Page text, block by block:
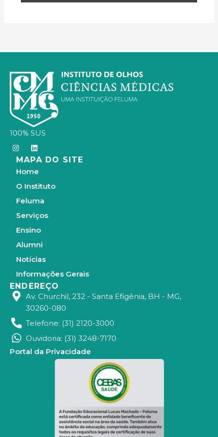
100% SUS
I
n
s
t
a
g
r
a
m
L
i
n
e
d
i
MAPA DO SITE
Home
O Instituto
Feluma
Serviços
Ensino
Alumni
Notícias
Informações Gerais
ENDEREÇO
Av. Churchil, 232 - Santa Efigênia, BH - MG,
30260-080
Telefone: (31) 2120-3000
Ouvidoria: (31) 3248-7170
Portal da Privacidade